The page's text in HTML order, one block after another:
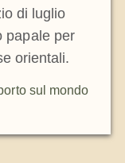
di luglio
papale per
orientali.
sul mondo